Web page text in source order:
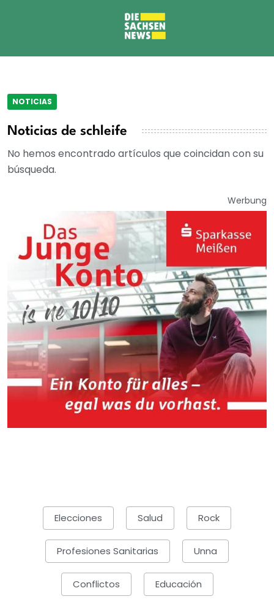
NOTICIAS
Noticias de schleife
No hemos encontrado artículos que coincidan con su
búsqueda.
Werbung
Elecciones Salud Rock
Profesiones Sanitarias Unna
Conflictos Educación